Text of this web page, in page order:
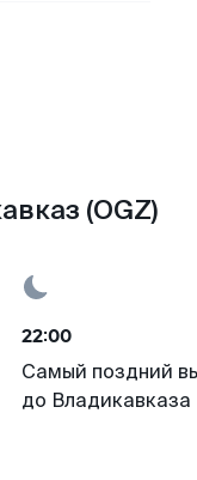
(OGZ)
22:00
Самый поздний
до Владикавказа